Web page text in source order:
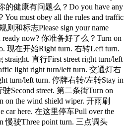
的健康有问题么？Do you have any
must obey all the rules and traffic
和标志Please sign your name
now? 你准备好了么？Turn on
现在开始Right turn. 右转Left turn.
straight. 直行First street right turn/left
light right turn/left turn. 交通灯右
turn/left turn. 停牌右转/左转Stay in
Second street. 第二条街Turn on
on the wind shield wiper. 开雨刷
car here. 在这里停车Pull over the
慢驶Three point turn. 三点调头